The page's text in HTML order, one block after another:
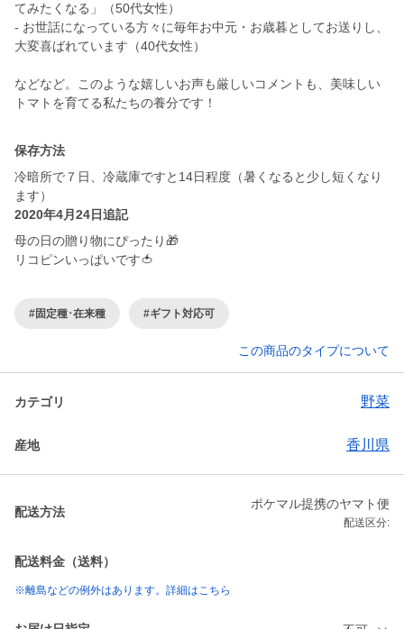
てみたくなる」（50代女性）
- お世話になっている方々に毎年お中元・お歳暮としてお送りし、
大変喜ばれています（40代女性）
などなど。このような嬉しいお声も厳しいコメントも、美味しい
トマトを育てる私たちの養分です！
保存方法
冷暗所で７日、冷蔵庫ですと14日程度（暑くなると少し短くなり
ます）
2020年4月24日追記
母の日の贈り物にぴったり🎁
リコピンいっぱいです🍅
#固定種･在来種 #ギフト対応可
この商品のタイプについて
カテゴリ 野菜
産地 香川県
配送方法
ポケマル提携のヤマト便
配送区分:
配送料金（送料）
※離島などの例外はあります。詳細はこちら